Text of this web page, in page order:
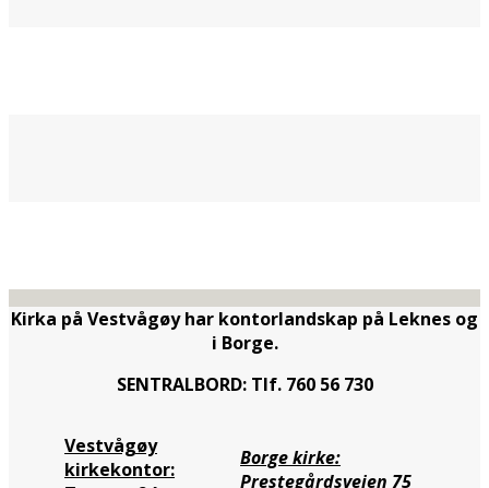
Kirka på Vestvågøy har kontorlandskap på Leknes og
i Borge.
SENTRALBORD: Tlf. 760 56 730
Vestvågøy
kirkekontor:
Borge kirke:
Prestegårdsveien 75